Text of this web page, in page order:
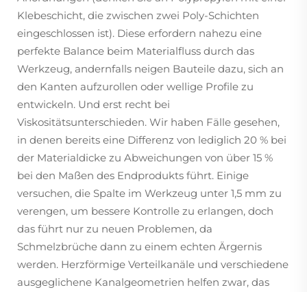
Klebeschicht, die zwischen zwei Poly-Schichten
eingeschlossen ist). Diese erfordern nahezu eine
perfekte Balance beim Materialfluss durch das
Werkzeug, andernfalls neigen Bauteile dazu, sich an
den Kanten aufzurollen oder wellige Profile zu
entwickeln. Und erst recht bei
Viskositätsunterschieden. Wir haben Fälle gesehen,
in denen bereits eine Differenz von lediglich 20 % bei
der Materialdicke zu Abweichungen von über 15 %
bei den Maßen des Endprodukts führt. Einige
versuchen, die Spalte im Werkzeug unter 1,5 mm zu
verengen, um bessere Kontrolle zu erlangen, doch
das führt nur zu neuen Problemen, da
Schmelzbrüche dann zu einem echten Ärgernis
werden. Herzförmige Verteilkanäle und verschiedene
ausgeglichene Kanalgeometrien helfen zwar, das